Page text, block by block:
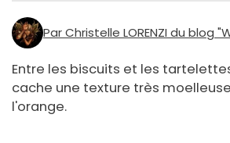
Par Christelle LORENZI du blog
Entre les biscuits et les
cache une texture très
l'orange.